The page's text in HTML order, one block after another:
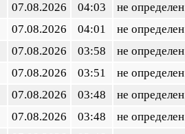
07.08.2026 04:03
не определен
07.08.2026 04:01
не определен
07.08.2026 03:58
не определен
07.08.2026 03:51
не определен
07.08.2026 03:48
не определен
07.08.2026 03:48
не определен